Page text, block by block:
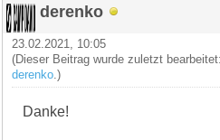
derenko
23.02.2021, 10:05
(Dieser Beitrag wurde zuletzt
derenko .)
Danke!